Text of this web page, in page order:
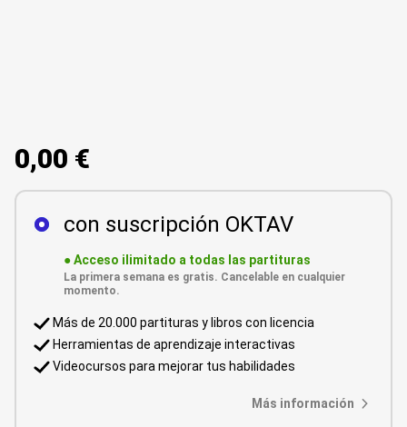
0,00 €
con suscripción OKTAV
●Acceso ilimitado a todas las partituras
La primera semana es gratis. Cancelable en cualquier
momento.
Más de 20.000 partituras y libros con licencia
Herramientas de aprendizaje interactivas
Videocursos para mejorar tus habilidades
Más información